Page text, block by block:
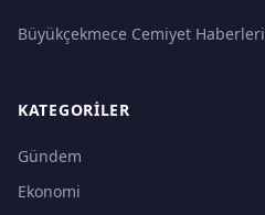
Büyükçekmece Cemiyet Haberleri
KATEGORILER
Gündem
Ekonomi